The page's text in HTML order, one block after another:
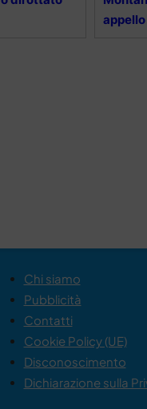
appello
Chi siamo
Pubblicità
Contatti
Cookie Policy (UE)
Disconoscimento
Dichiarazione sulla